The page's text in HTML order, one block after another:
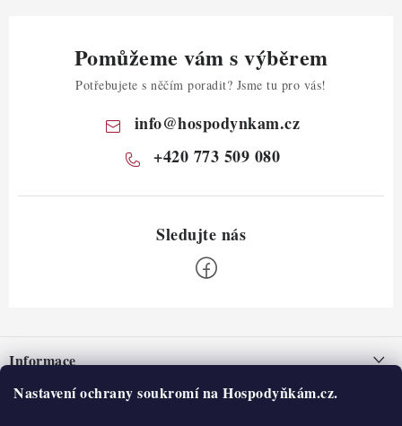
Nastavení ochrany soukromí na Hospodyňkám.cz.
Pomůžeme vám s výběrem
Potřebujete s něčím poradit? Jsme tu pro vás!
info@hospodynkam.cz
+420 773 509 080
pInformace
Nepřevzetí zásilky na dobírku
O nás